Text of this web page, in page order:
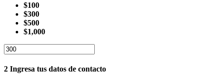
$100
$300
$500
$1,000
2 Ingresa tus datos de contacto